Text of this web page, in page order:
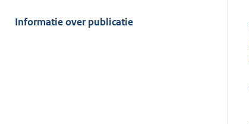
van:
Informatie over publicatie